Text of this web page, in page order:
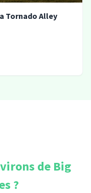
Tornado Alley
de Big
?